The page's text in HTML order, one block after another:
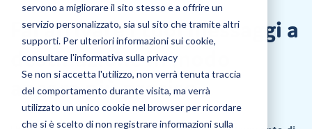
servono a migliorare il sito stesso e a offrire un
servizio personalizzato, sia sul sito che tramite altri
supporti. Per ulteriori informazioni sui cookie,
consultare l'informativa sulla privacy
Se non si accetta l'utilizzo, non verrà tenuta traccia
del comportamento durante visita, ma verrà
utilizzato un unico cookie nel browser per ricordare
che si è scelto di non registrare informazioni sulla
Messaggistica
Docs
Jobs
Funzionalità
Edilizia e costruzioni
GDO
Trasporto
Scopri tutto
Ultimi articoli
L'importanza di implementare un processo di
mobilità interna
Scoprire
Azienda: come fare per cambiare lavoro?
Azienda
L'azienda
Chi siamo
Accedi
Richiedi una demo
Fai arrivare i tuoi messaggi a
destinazione in modo
ancora più preciso